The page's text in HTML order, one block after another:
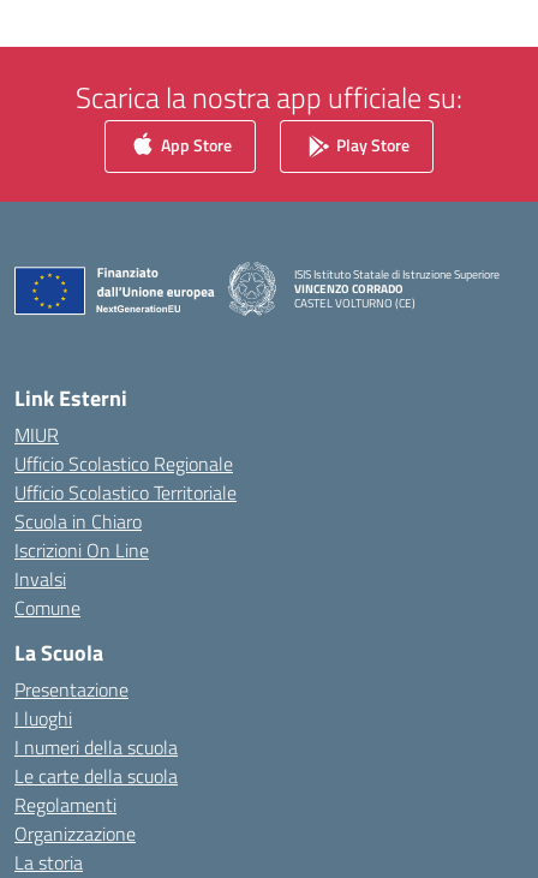
Scarica la nostra app ufficiale su:
App Store Play Store
ISIS Istituto Statale di Istruzione Superiore
VINCENZO CORRADO
CASTEL VOLTURNO (CE)
Link Esterni
MIUR
Ufficio Scolastico Regionale
Ufficio Scolastico Territoriale
Scuola in Chiaro
Iscrizioni On Line
Invalsi
Comune
La Scuola
Presentazione
I luoghi
I numeri della scuola
Le carte della scuola
Regolamenti
Organizzazione
La storia